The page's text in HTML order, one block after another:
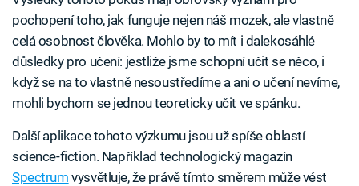
pochopení toho, jak funguje nejen náš mozek, ale vlastně
celá osobnost člověka. Mohlo by to mít i dalekosáhlé
důsledky pro učení: jestliže jsme schopní učit se něco, i
když se na to vlastně nesoustředíme a ani o učení nevíme,
mohli bychom se jednou teoreticky učit ve spánku.
Další aplikace tohoto výzkumu jsou už spíše oblastí
science-fiction. Například technologický magazín
Spectrum vysvětluje, že právě tímto směrem může vést